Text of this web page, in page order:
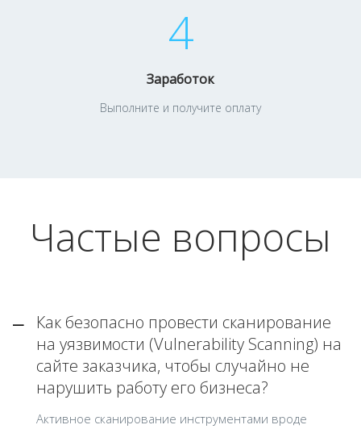
4
Заработок
Выполните и получите оплату
Частые вопросы
Как безопасно провести сканирование
на уязвимости (Vulnerability Scanning) на
сайте заказчика, чтобы случайно не
нарушить работу его бизнеса?
Активное сканирование инструментами вроде